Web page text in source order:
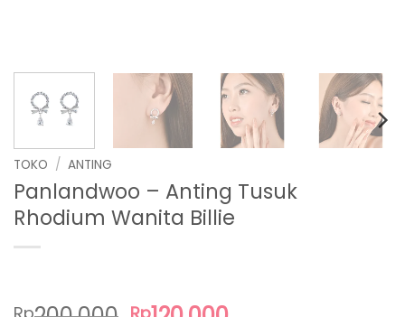
TOKO / ANTING
Panlandwoo – Anting Tusuk
Rhodium Wanita Billie